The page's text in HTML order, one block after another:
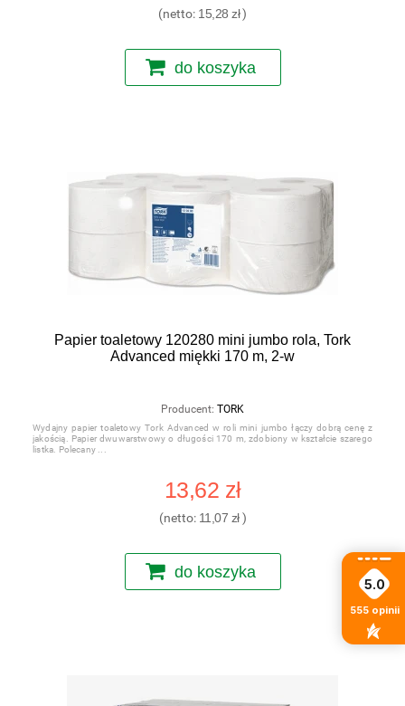
(netto: 15,28 zł)
do koszyka
Papier toaletowy 120280 mini jumbo rola, Tork
Advanced miękki 170 m, 2-w
Producent: TORK
Wydajny papier toaletowy Tork Advanced w roli mini jumbo łączy dobrą cenę z
jakością. Papier dwuwarstwowy o długości 170 m, zdobiony w kształcie szarego
listka. Polecany
13,62 zł
(netto: 11,07 zł)
do koszyka
5.0
555 opinii